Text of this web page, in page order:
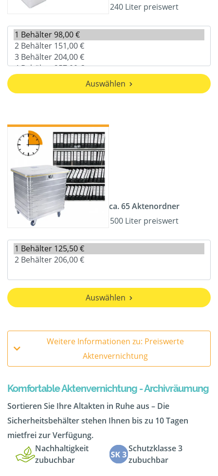
240 Liter preiswert
Auswählen
ca. 65 Aktenordner
500 Liter preiswert
Auswählen
Weitere Informationen zu: Preiswerte
Aktenvernichtung
Komfortable Aktenvernichtung - Archivräumung
Sortieren Sie Ihre Altakten in Ruhe aus – Die
Sicherheitsbehälter stehen Ihnen bis zu 10 Tagen
mietfrei zur Verfügung.
Nachhaltigkeit
zubuchbar
Schutzklasse 3
zubuchbar